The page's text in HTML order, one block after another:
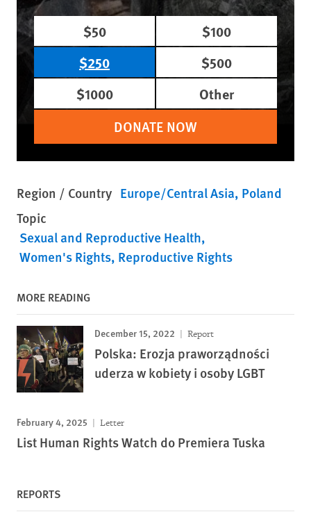
$50
$100
$250
$500
$1000
Other
DONATE NOW
Region / Country Europe/Central Asia Poland
Topic
Sexual and Reproductive Health
Women's Rights Reproductive Rights
MORE READING
December 15, 2022 Report
Polska: Erozja praworządności
uderza w kobiety i osoby LGBT
February 4, 2025 Letter
List Human Rights Watch do Premiera Tuska
REPORTS